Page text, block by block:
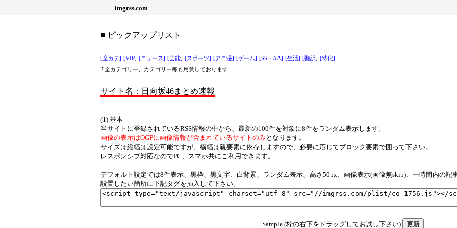
imgrss.com
■ ピックアップリスト
[全カテ] [VIP] [ニュース] [芸能] [スポーツ] [アニ漫] [ゲーム] [SS・AA] [生活] [翻訳] [特化]
↑全カテゴリー、カテゴリー毎も用意しております
サイト名：日向坂46まとめ速報
(1) 基本
当サイトに登録されているRSS情報の中から、最新の100件を対象に8件をランダム表示します。
画像の表示はOGPに画像情報が含まれているサイトのみとなります。
サイズは縦幅は設定可能ですが、横幅は親要素に依存しますので、必要に応じてブロック要素で囲って下さい。
レスポンシブ対応なのでPC、スマホ共にご利用できます。
デフォルト設定では8件表示、黒枠、黒文字、白背景、ランダム表示、高さ50px、画像表示(画像無skip)、一時間内の記
設置したい箇所に下記タグを挿入して下さい。
Sample (枠の右下をドラッグしてお試し下さい)